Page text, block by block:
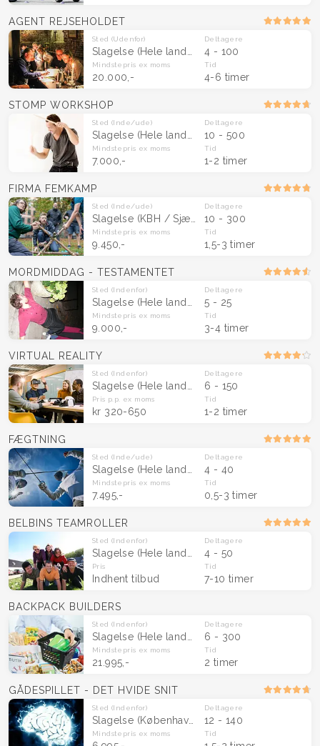
AGENT REJSEHOLDET
Sted (Udenfor)
Slagelse (Hele landet)
Deltagere
4 - 100
Mindstepris ex moms
20.000,-
Tid
4-6 timer
STOMP WORKSHOP
Sted (Inde/ude)
Slagelse (Hele landet)
Deltagere
10 - 500
Mindstepris ex moms
7.000,-
Tid
1-2 timer
FIRMA FEMKAMP
Sted (Inde/ude)
Slagelse (KBH / Sjælland)
Deltagere
10 - 300
Mindstepris ex moms
9.450,-
Tid
1,5-3 timer
MORDMIDDAG - TESTAMENTET
Sted (Indenfor)
Slagelse (Hele landet)
Deltagere
5 - 25
Mindstepris ex moms
9.000,-
Tid
3-4 timer
VIRTUAL REALITY
Sted (Indenfor)
Slagelse (Hele landet)
Deltagere
6 - 150
Pris p.p. ex moms
kr 320-650
Tid
1-2 timer
FÆGTNING
Sted (Inde/ude)
Slagelse (Hele landet)
Deltagere
4 - 40
Mindstepris ex moms
7.495,-
Tid
0,5-3 timer
BELBINS TEAMROLLER
Sted (Indenfor)
Slagelse (Hele landet)
Deltagere
4 - 50
Pris
Indhent tilbud
Tid
7-10 timer
BACKPACK BUILDERS
Sted (Indenfor)
Slagelse (Hele landet)
Deltagere
6 - 300
Mindstepris ex moms
21.995,-
Tid
2 timer
GÅDESPILLET - DET HVIDE SNIT
Sted (Indenfor)
Slagelse (København & Sjælland)
Deltagere
12 - 140
Mindstepris ex moms Tid